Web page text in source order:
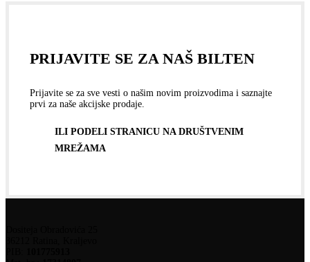
PRIJAVITE SE ZA NAŠ BILTEN
Prijavite se za sve vesti o našim novim proizvodima i saznajte
prvi za naše akcijske prodaje.
ILI PODELI STRANICU NA DRUŠTVENIM
MREŽAMA